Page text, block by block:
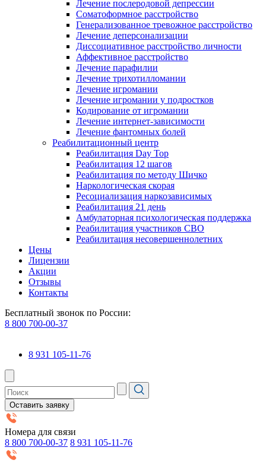
Лечение послеродовой депрессии
Соматоформное расстройство
Генерализованное тревожное расстройство
Лечение деперсонализации
Диссоциативное расстройство личности
Аффективное расстройство
Лечение парафилии
Лечение трихотилломании
Лечение игромании
Лечение игромании у подростков
Кодирование от игромании
Лечение интернет-зависимости
Лечение фантомных болей
Реабилитационный центр
Реабилитация Day Top
Реабилитация 12 шагов
Реабилитация по методу Шичко
Наркологическая скорая
Ресоциализация наркозависимых
Реабилитация 21 день
Амбулаторная психологическая поддержка
Реабилитация участников СВО
Реабилитация несовершеннолетних
Цены
Лицензии
Акции
Отзывы
Контакты
Бесплатный звонок по России:
8 800 700-00-37
8 931 105-11-76
Оставить заявку
Номера для связи
8 800 700-00-37 8 931 105-11-76